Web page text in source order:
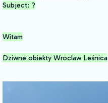
Subject: ?
Witam
Dziwne obiekty Wroclaw Leśnica